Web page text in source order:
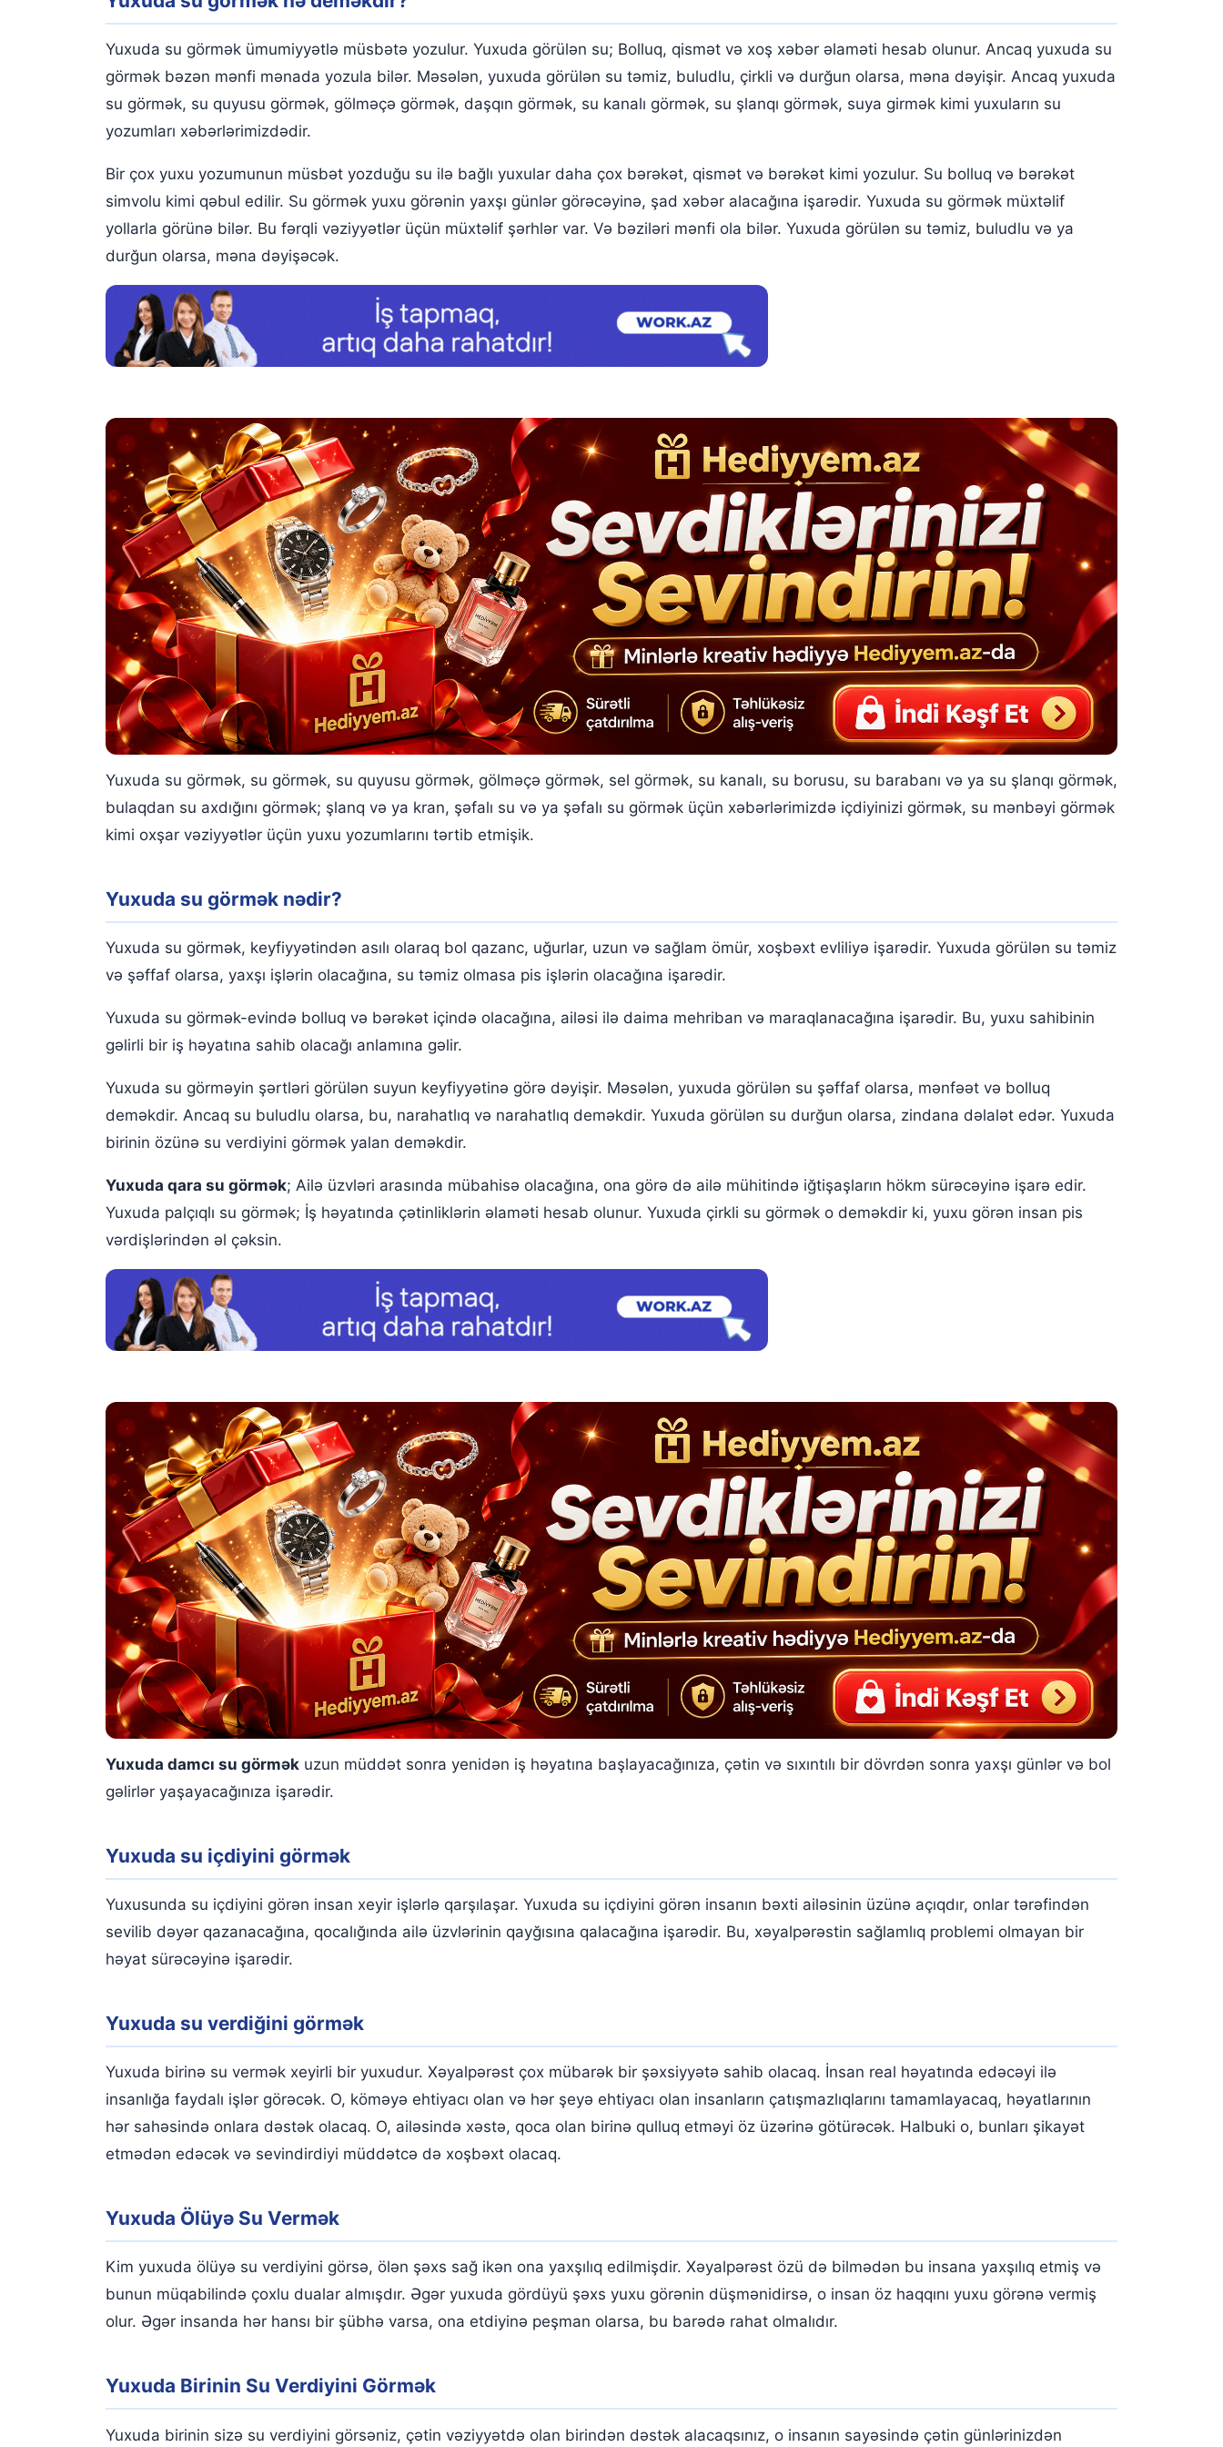
Yuxuda su verdiğini görmək
Yuxuda Ölüyə Su Vermək
Yuxuda su quyusu görmək
Yuxuda Quyudan Su Çəkmək
Yuxuda quru quyu görmək
Yuxuda Quyu Daşmasını Görmək
Yuxuda gölməçə görmək
Yuxuda palçıqlı gölməçə görmək
Yuxuda su kanalı görmək
Yuxuda su hortumu görmək
Yuxuda suya girmək
Yuxuda su favvarəsi görmək
Yuxuda krandan su axdığını görmək
Yuxuda şlanqdan su axdığını görmək
Yuxuda su borusu görmək
Yuxuda su bidonu görmək
Yuxuda bulaq suyu görmək
Yuxuda Çirkli Bulaq Suyu Görmək
Yuxuda Bulaq Suyundan Dəstəmaz Aldığını Görmək
Yuxuda su görmək ümumiyyətlə müsbətə yozulur. Yuxuda görülən su; Bolluq, qismət və xoş xəbər əlaməti hesab olunur. Ancaq yuxuda su
görmək bəzən mənfi mənada yozula bilər. Məsələn, yuxuda görülən su təmiz, buludlu, çirkli və durğun olarsa, məna dəyişir. Ancaq yuxuda
su görmək, su quyusu görmək, gölməçə görmək, daşqın görmək, su kanalı görmək, su şlanqı görmək, suya girmək kimi yuxuların su
yozumları xəbərlərimizdədir.
Bir çox yuxu yozumunun müsbət yozduğu su ilə bağlı yuxular daha çox bərəkət, qismət və bərəkət kimi yozulur. Su bolluq və bərəkət
simvolu kimi qəbul edilir. Su görmək yuxu görənin yaxşı günlər görəcəyinə, şad xəbər alacağına işarədir. Yuxuda su görmək müxtəlif
yollarla görünə bilər. Bu fərqli vəziyyətlər üçün müxtəlif şərhlər var. Və bəziləri mənfi ola bilər. Yuxuda görülən su təmiz, buludlu və ya
durğun olarsa, məna dəyişəcək.
Yuxuda su görmək, su görmək, su quyusu görmək, gölməçə görmək, sel görmək, su kanalı, su borusu, su barabanı və ya su şlanqı görmək,
bulaqdan su axdığını görmək; şlanq və ya kran, şəfalı su və ya şəfalı su görmək üçün xəbərlərimizdə içdiyinizi görmək, su mənbəyi görmək
kimi oxşar vəziyyətlər üçün yuxu yozumlarını tərtib etmişik.
Yuxuda su görmək nədir?
Yuxuda su görmək, keyfiyyətindən asılı olaraq bol qazanc, uğurlar, uzun və sağlam ömür, xoşbəxt evliliyə işarədir. Yuxuda görülən su təmiz
və şəffaf olarsa, yaxşı işlərin olacağına, su təmiz olmasa pis işlərin olacağına işarədir.
Yuxuda su görmək-evində bolluq və bərəkət içində olacağına, ailəsi ilə daima mehriban və maraqlanacağına işarədir. Bu, yuxu sahibinin
gəlirli bir iş həyatına sahib olacağı anlamına gəlir.
Yuxuda su görməyin şərtləri görülən suyun keyfiyyətinə görə dəyişir. Məsələn, yuxuda görülən su şəffaf olarsa, mənfəət və bolluq
deməkdir. Ancaq su buludlu olarsa, bu, narahatlıq və narahatlıq deməkdir. Yuxuda görülən su durğun olarsa, zindana dəlalət edər. Yuxuda
birinin özünə su verdiyini görmək yalan deməkdir.
Yuxuda qara su görmək; Ailə üzvləri arasında mübahisə olacağına, ona görə də ailə mühitində iğtişaşların hökm sürəcəyinə işarə edir.
Yuxuda palçıqlı su görmək; İş həyatında çətinliklərin əlaməti hesab olunur. Yuxuda çirkli su görmək o deməkdir ki, yuxu görən insan pis
vərdişlərindən əl çəksin.
Yuxuda damcı su görmək uzun müddət sonra yenidən iş həyatına başlayacağınıza, çətin və sıxıntılı bir dövrdən sonra yaxşı günlər və bol
gəlirlər yaşayacağınıza işarədir.
Yuxuda su içdiyini görmək
Yuxusunda su içdiyini görən insan xeyir işlərlə qarşılaşar. Yuxuda su içdiyini görən insanın bəxti ailəsinin üzünə açıqdır, onlar tərəfindən
sevilib dəyər qazanacağına, qocalığında ailə üzvlərinin qayğısına qalacağına işarədir. Bu, xəyalpərəstin sağlamlıq problemi olmayan bir
həyat sürəcəyinə işarədir.
Yuxuda su verdiğini görmək
Yuxuda birinə su vermək xeyirli bir yuxudur. Xəyalpərəst çox mübarək bir şəxsiyyətə sahib olacaq. İnsan real həyatında edəcəyi ilə
insanlığa faydalı işlər görəcək. O, köməyə ehtiyacı olan və hər şeyə ehtiyacı olan insanların çatışmazlıqlarını tamamlayacaq, həyatlarının
hər sahəsində onlara dəstək olacaq. O, ailəsində xəstə, qoca olan birinə qulluq etməyi öz üzərinə götürəcək. Halbuki o, bunları şikayət
etmədən edəcək və sevindirdiyi müddətcə də xoşbəxt olacaq.
Yuxuda Ölüyə Su Vermək
Kim yuxuda ölüyə su verdiyini görsə, ölən şəxs sağ ikən ona yaxşılıq edilmişdir. Xəyalpərəst özü də bilmədən bu insana yaxşılıq etmiş və
bunun müqabilində çoxlu dualar almışdır. Əgər yuxuda gördüyü şəxs yuxu görənin düşmənidirsə, o insan öz haqqını yuxu görənə vermiş
olur. Əgər insanda hər hansı bir şübhə varsa, ona etdiyinə peşman olarsa, bu barədə rahat olmalıdır.
Yuxuda Birinin Su Verdiyini Görmək
Yuxuda birinin sizə su verdiyini görsəniz, çətin vəziyyətdə olan birindən dəstək alacaqsınız, o insanın sayəsində çətin günlərinizdən